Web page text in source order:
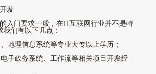
发
入门要求一般，在IT互联网行业并不是特
们有以下几点：
地理信息系统等专业大专以上学历；
子政务系统、工作流等相关项目开发经